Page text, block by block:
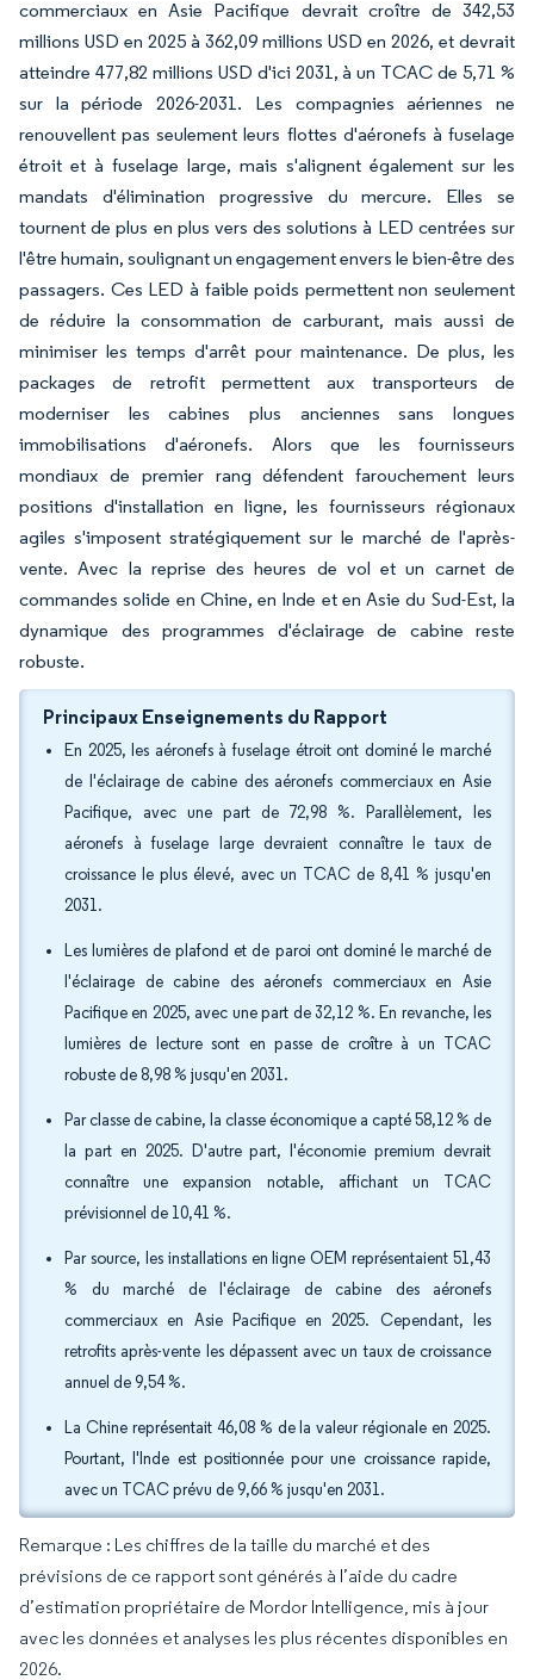
commerciaux en Asie Pacifique devrait croître de 342,53
millions USD en 2025 à 362,09 millions USD en 2026, et devrait
atteindre 477,82 millions USD d'ici 2031, à un TCAC de 5,71 %
sur la période 2026-2031. Les compagnies aériennes ne
renouvellent pas seulement leurs flottes d'aéronefs à fuselage
étroit et à fuselage large, mais s'alignent également sur les
mandats d'élimination progressive du mercure. Elles se
tournent de plus en plus vers des solutions à LED centrées sur
l'être humain, soulignant un engagement envers le bien-être des
passagers. Ces LED à faible poids permettent non seulement
de réduire la consommation de carburant, mais aussi de
minimiser les temps d'arrêt pour maintenance. De plus, les
packages de retrofit permettent aux transporteurs de
moderniser les cabines plus anciennes sans longues
immobilisations d'aéronefs. Alors que les fournisseurs
mondiaux de premier rang défendent farouchement leurs
positions d'installation en ligne, les fournisseurs régionaux
agiles s'imposent stratégiquement sur le marché de l'après-
vente. Avec la reprise des heures de vol et un carnet de
commandes solide en Chine, en Inde et en Asie du Sud-Est, la
dynamique des programmes d'éclairage de cabine reste
robuste.
Principaux Enseignements du Rapport
En 2025, les aéronefs à fuselage étroit ont dominé le marché
de l'éclairage de cabine des aéronefs commerciaux en Asie
Pacifique, avec une part de 72,98 %. Parallèlement, les
aéronefs à fuselage large devraient connaître le taux de
croissance le plus élevé, avec un TCAC de 8,41 % jusqu'en
2031.
Les lumières de plafond et de paroi ont dominé le marché de
l'éclairage de cabine des aéronefs commerciaux en Asie
Pacifique en 2025, avec une part de 32,12 %. En revanche, les
lumières de lecture sont en passe de croître à un TCAC
robuste de 8,98 % jusqu'en 2031.
Par classe de cabine, la classe économique a capté 58,12 % de
la part en 2025. D'autre part, l'économie premium devrait
connaître une expansion notable, affichant un TCAC
prévisionnel de 10,41 %.
Par source, les installations en ligne OEM représentaient 51,43
% du marché de l'éclairage de cabine des aéronefs
commerciaux en Asie Pacifique en 2025. Cependant, les
retrofits après-vente les dépassent avec un taux de croissance
annuel de 9,54 %.
La Chine représentait 46,08 % de la valeur régionale en 2025.
Pourtant, l'Inde est positionnée pour une croissance rapide,
avec un TCAC prévu de 9,66 % jusqu'en 2031.
Remarque : Les chiffres de la taille du marché et des
prévisions de ce rapport sont générés à l’aide du cadre
d’estimation propriétaire de Mordor Intelligence, mis à jour
avec les données et analyses les plus récentes disponibles en
2026.